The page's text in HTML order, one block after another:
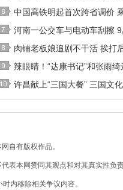
中国高铁明起首次跨省调价
河南一公交车与电动车刮擦
肉铺老板娘追剧不干活 挨打
辣眼睛！“达康书记”和张雨
许昌献上“三国大餐” 三国文
自有版权作品。
表本网赞同其观点和对其真实性负责
内移除相关争议内容。